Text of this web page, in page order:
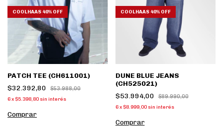
COOLHAAS 40% OFF
PATCH TEE (CH611001)
$32.392,80
$53.988,00
6x $5.398,80 sin interés
Comprar
COOLHAAS 40% OFF
DUNE BLUE JEANS
(CH525021)
$53.994,00
$89.990,00
6 x $8.999,00 sin interés
Comprar